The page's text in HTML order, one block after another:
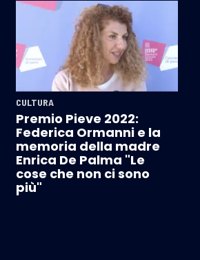
CULTURA
Premio Pieve 2022:
Federica Ormanni e la
memoria della madre
Enrica De Palma "Le
cose che non ci sono
più"